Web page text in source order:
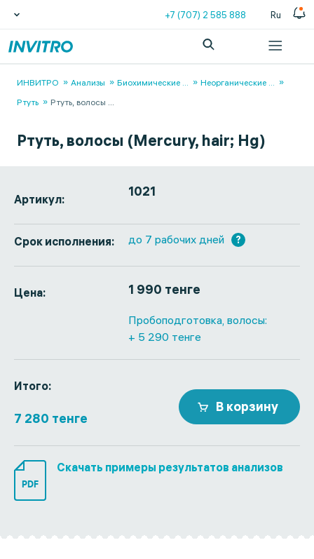
+7 (707) 2 585 888 Ru
ИНВИТРО Анализы Биохимические ... Неорганические ...
Ртуть
Ртуть, волосы ...
Ртуть, волосы (Mercury, hair; Hg)
Артикул: 1021
Срок исполнения: до 7 рабочих дней ?
Цена: 1 990 тенге
Пробоподготовка, волосы:
+ 5 290 тенге
Итого:
7 280 тенге
В корзину
PDF
Скачать примеры результатов анализов